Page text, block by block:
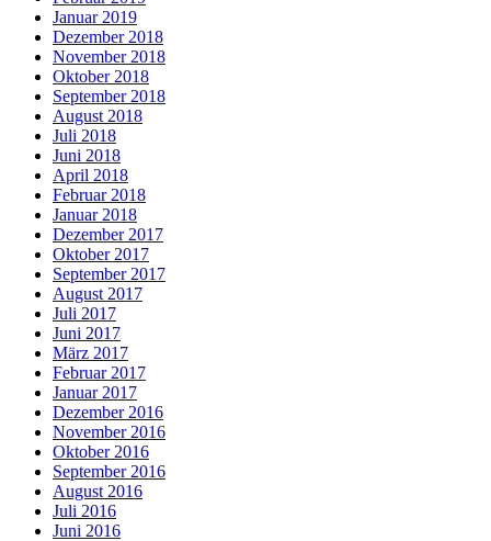
Januar 2019
Dezember 2018
November 2018
Oktober 2018
September 2018
August 2018
Juli 2018
Juni 2018
April 2018
Februar 2018
Januar 2018
Dezember 2017
Oktober 2017
September 2017
August 2017
Juli 2017
Juni 2017
März 2017
Februar 2017
Januar 2017
Dezember 2016
November 2016
Oktober 2016
September 2016
August 2016
Juli 2016
Juni 2016